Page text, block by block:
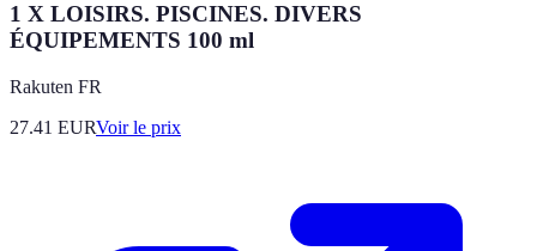
1 X LOISIRS. PISCINES. DIVERS
ÉQUIPEMENTS 100 ml
Rakuten FR
27.41 EURVoir le prix